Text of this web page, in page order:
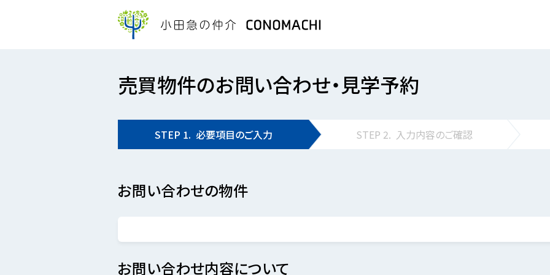
売買物件のお問い合わせ・見学予約
STEP 1. 必要項目のご入力 STEP 2. 入力内容のご確認
お問い合わせの物件
お問い合わせ内容について